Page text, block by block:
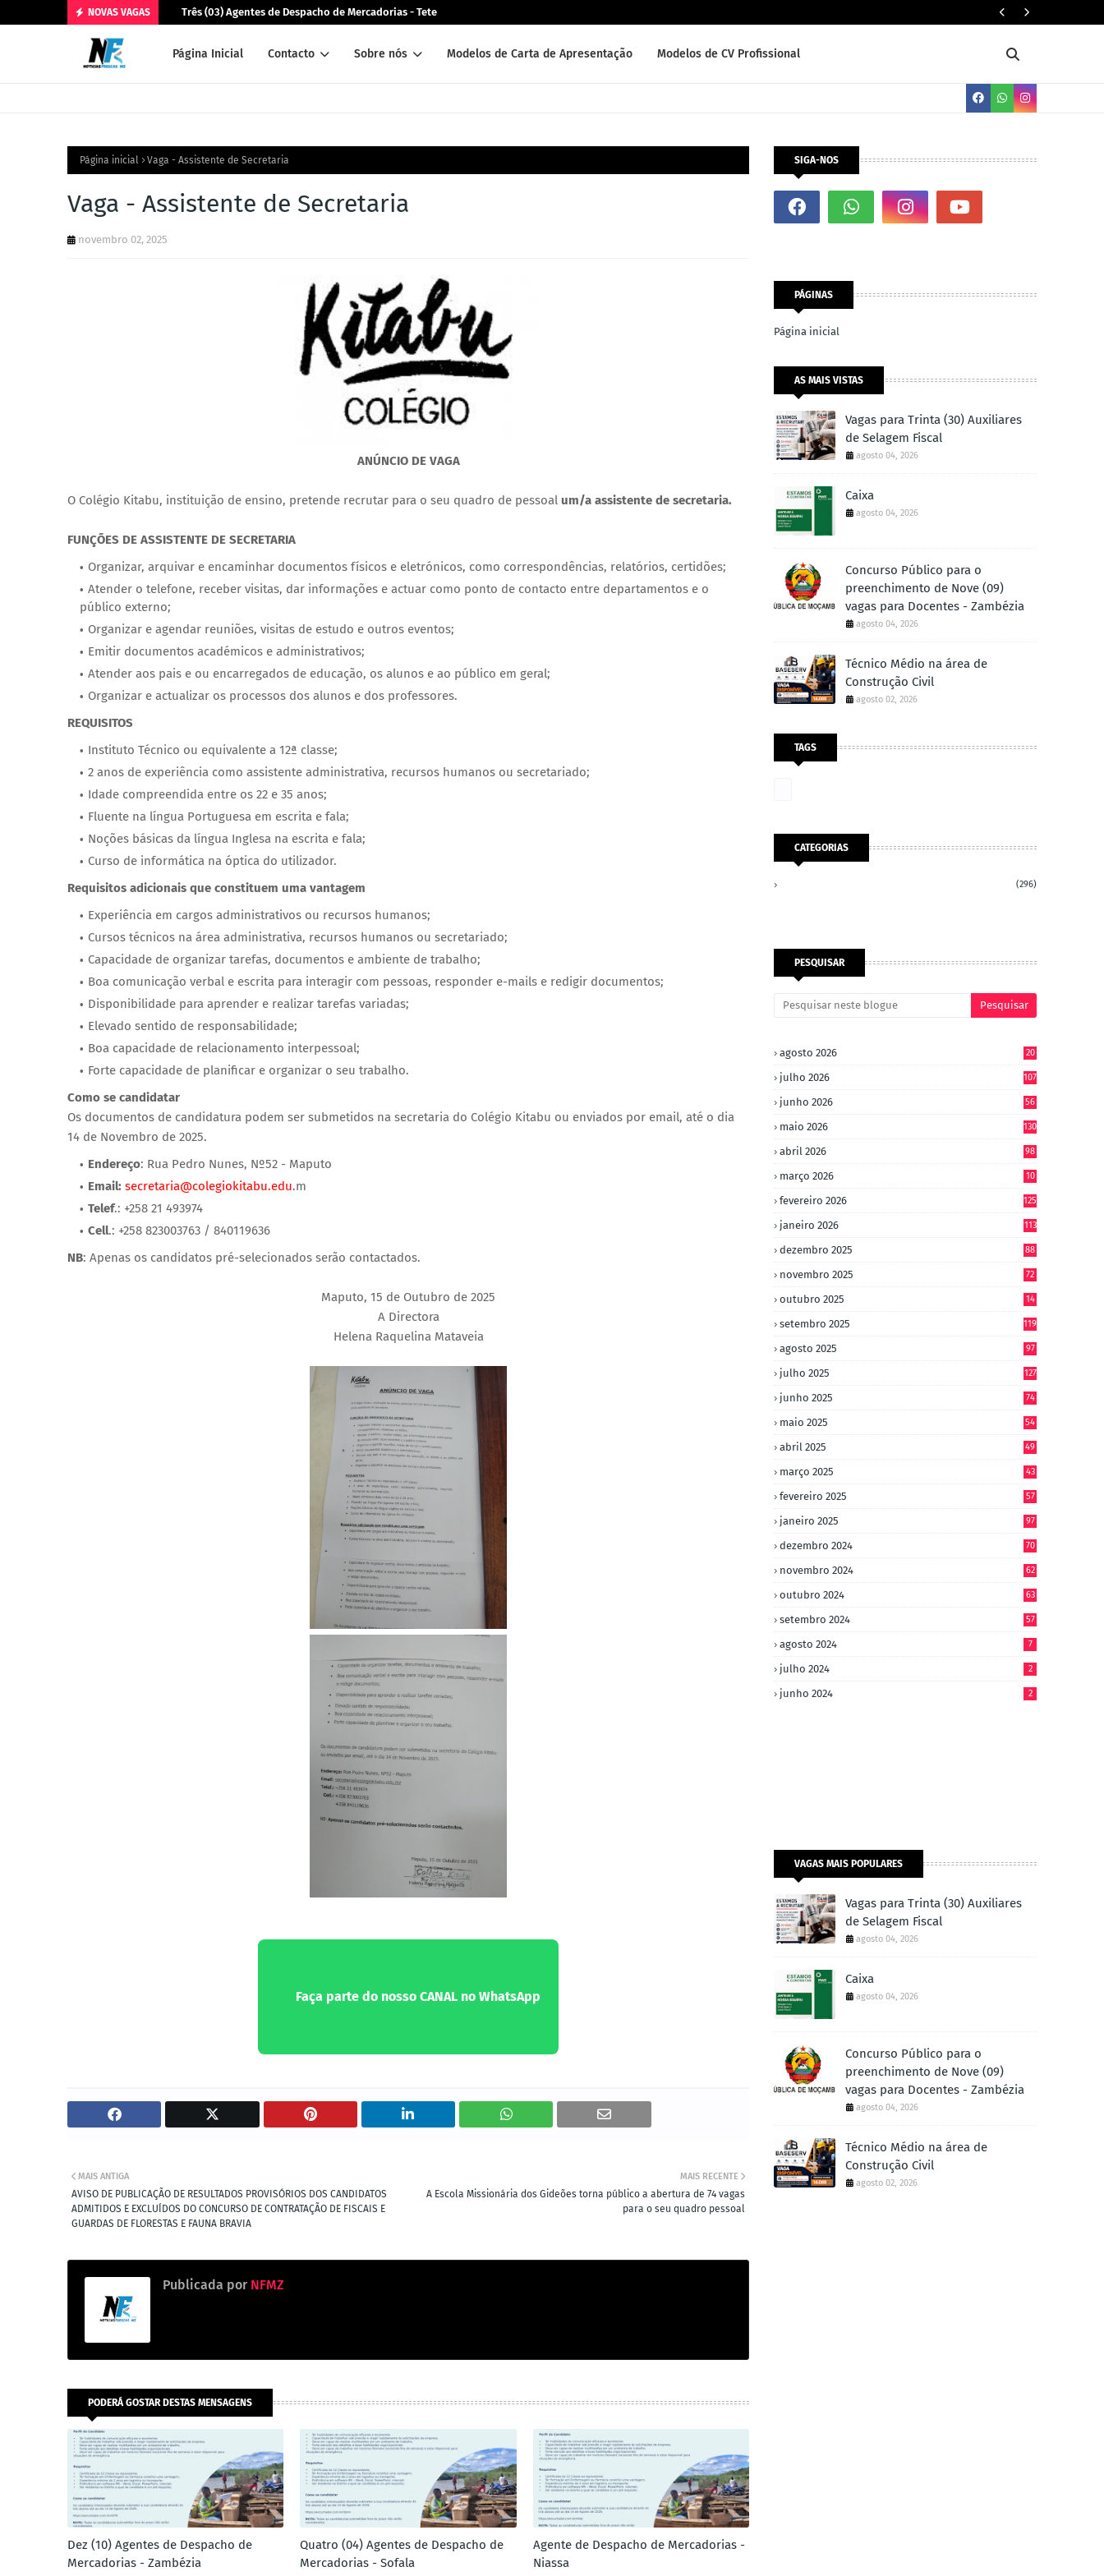
NOVAS VAGAS Três (03) Agentes de Despacho de Mercadorias - Tete
Página Inicial Contacto Sobre nós Modelos de Carta de Apresentação Modelos de CV Profissional
Página inicial Vaga - Assistente de Secretaria
Vaga - Assistente de Secretaria
novembro 02, 2025
ANÚNCIO DE VAGA
O Colégio Kitabu, instituição de ensino, pretende recrutar para o seu quadro de pessoal um/a assistente de secretaria.
FUNÇÕES DE ASSISTENTE DE SECRETARIA
Organizar, arquivar e encaminhar documentos físicos e eletrónicos, como correspondências, relatórios, certidões;
Atender o telefone, receber visitas, dar informações e actuar como ponto de contacto entre departamentos e o
público externo;
Organizar e agendar reuniões, visitas de estudo e outros eventos;
Emitir documentos académicos e administrativos;
Atender aos pais e ou encarregados de educação, os alunos e ao público em geral;
Organizar e actualizar os processos dos alunos e dos professores.
REQUISITOS
Instituto Técnico ou equivalente a 12ª classe;
2 anos de experiência como assistente administrativa, recursos humanos ou secretariado;
Idade compreendida entre os 22 e 35 anos;
Fluente na língua Portuguesa em escrita e fala;
Noções básicas da língua Inglesa na escrita e fala;
Curso de informática na óptica do utilizador.
Requisitos adicionais que constituem uma vantagem
Experiência em cargos administrativos ou recursos humanos;
Cursos técnicos na área administrativa, recursos humanos ou secretariado;
Capacidade de organizar tarefas, documentos e ambiente de trabalho;
Boa comunicação verbal e escrita para interagir com pessoas, responder e-mails e redigir documentos;
Disponibilidade para aprender e realizar tarefas variadas;
Elevado sentido de responsabilidade;
Boa capacidade de relacionamento interpessoal;
Forte capacidade de planificar e organizar o seu trabalho.
Como se candidatar
Os documentos de candidatura podem ser submetidos na secretaria do Colégio Kitabu ou enviados por email, até o dia
14 de Novembro de 2025.
Endereço: Rua Pedro Nunes, Nº52 - Maputo
Email: secretaria@colegiokitabu.edu.m
Telef.: +258 21 493974
Cell.: +258 823003763 / 840119636
NB: Apenas os candidatos pré-selecionados serão contactados.
Maputo, 15 de Outubro de 2025
A Directora
Helena Raquelina Mataveia
Faça parte do nosso CANAL no WhatsApp
MAIS RECENTE
A Escola Missionária dos Gideões torna público a abertura de 74 vagas
para o seu quadro pessoal
MAIS ANTIGA
AVISO DE PUBLICAÇÃO DE RESULTADOS PROVISÓRIOS DOS CANDIDATOS
ADMITIDOS E EXCLUÍDOS DO CONCURSO DE CONTRATAÇÃO DE FISCAIS E
GUARDAS DE FLORESTAS E FAUNA BRAVIA
Publicada por NFMZ
PODERÁ GOSTAR DESTAS MENSAGENS
Dez (10) Agentes de Despacho de
Mercadorias - Zambézia
Quatro (04) Agentes de Despacho de
Mercadorias - Sofala
Agente de Despacho de Mercadorias -
Niassa
SIGA-NOS
PÁGINAS
Página inicial
AS MAIS VISTAS
Vagas para Trinta (30) Auxiliares
de Selagem Fiscal
agosto 04, 2026
Caixa
agosto 04, 2026
Concurso Público para o
preenchimento de Nove (09)
vagas para Docentes - Zambézia
agosto 04, 2026
Técnico Médio na área de
Construção Civil
agosto 02, 2026
TAGS
CATEGORIAS
(296)
PESQUISAR
agosto 2026 20
julho 2026 107
junho 2026 56
maio 2026 130
abril 2026 98
março 2026
10
fevereiro 2026 125
janeiro 2026 113
dezembro 2025 88
novembro 2025 72
outubro 2025
14
setembro 2025 119
agosto 2025 97
julho 2025 127
junho 2025 74
maio 2025 54
abril 2025 49
março 2025 43
fevereiro 2025 57
janeiro 2025 97
dezembro 2024 70
novembro 2024 62
outubro 2024 63
setembro 2024 57
agosto 2024 7
julho 2024 2
junho 2024 2
VAGAS MAIS POPULARES
Vagas para Trinta (30) Auxiliares
de Selagem Fiscal
agosto 04, 2026
Caixa
agosto 04, 2026
Concurso Público para o
preenchimento de Nove (09)
vagas para Docentes - Zambézia
agosto 04, 2026
Técnico Médio na área de
Construção Civil
agosto 02, 2026